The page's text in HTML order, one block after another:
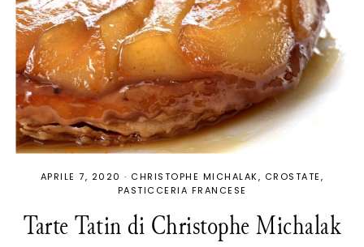
APRILE 7, 2020 · CHRISTOPHE MICHALAK
CROSTATE
PASTICCERIA FRANCESE
Tarte Tatin di Christophe Michalak